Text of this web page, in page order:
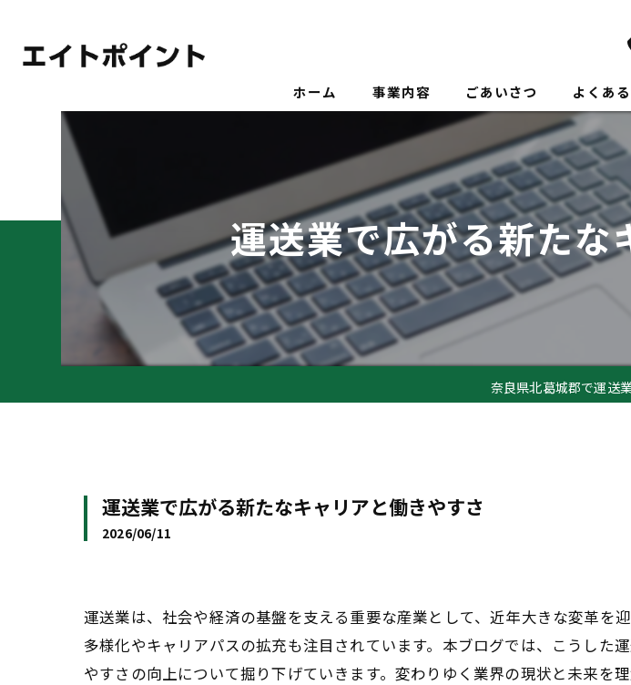
ホーム 事業内容 ごあいさつ よくあ
運送業で広がる新た
奈良県北葛城郡で運送
運送業で広がる新たなキャリアと働きやすさ
2026/06/11
運送業は、社会や経済の基盤を支える重要な産業として、近年大きな変革を
多様化やキャリアパスの拡充も注目されています。本ブログでは、こうした
やすさの向上について掘り下げていきます。変わりゆく業界の現状と未来を